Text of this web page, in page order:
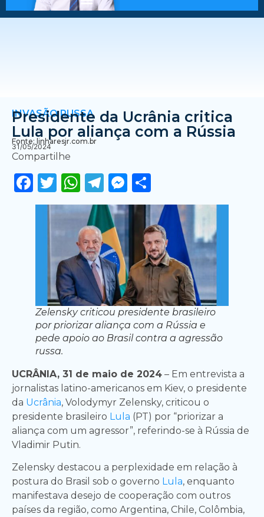
INVASÃO RUSSA
Presidente da Ucrânia critica
Lula por aliança com a Rússia
Fonte: linharesjr.com.br
31/05/2024
Compartilhe
Facebook
Twitter
WhatsApp
Telegram
Messenger
Zelensky criticou presidente brasileiro
por priorizar aliança com a Rússia e
pede apoio ao Brasil contra a agressão
russa.
UCRÂNIA, 31 de maio de 2024 – Em entrevista a
jornalistas latino-americanos em Kiev, o presidente
da Ucrânia, Volodymyr Zelensky, criticou o
presidente brasileiro Lula (PT) por “priorizar a
aliança com um agressor”, referindo-se à Rússia de
Vladimir Putin.
Zelensky destacou a perplexidade em relação à
postura do Brasil sob o governo Lula, enquanto
manifestava desejo de cooperação com outros
países da região, como Argentina, Chile, Colômbia,